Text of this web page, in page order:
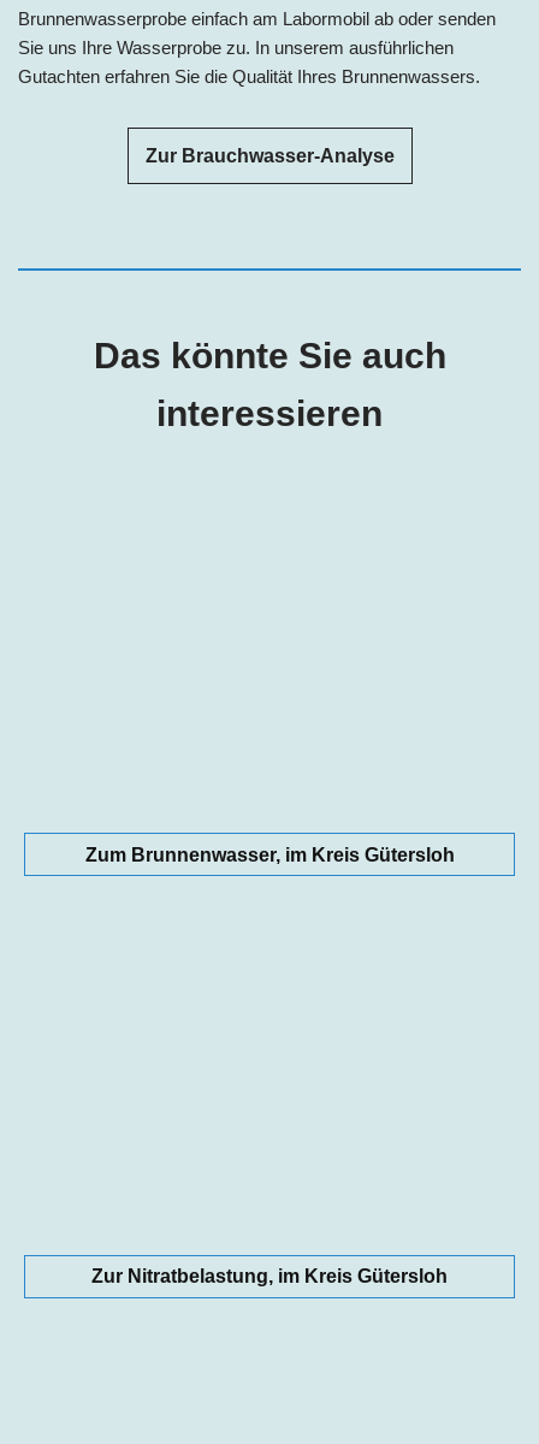
Brunnenwasserprobe einfach am Labormobil ab oder senden
Sie uns Ihre Wasserprobe zu. In unserem ausführlichen
Gutachten erfahren Sie die Qualität Ihres Brunnenwassers.
Zur Brauchwasser-Analyse
Das könnte Sie auch
interessieren
Zum Brunnenwasser, im Kreis Gütersloh
Zur Nitratbelastung, im Kreis Gütersloh